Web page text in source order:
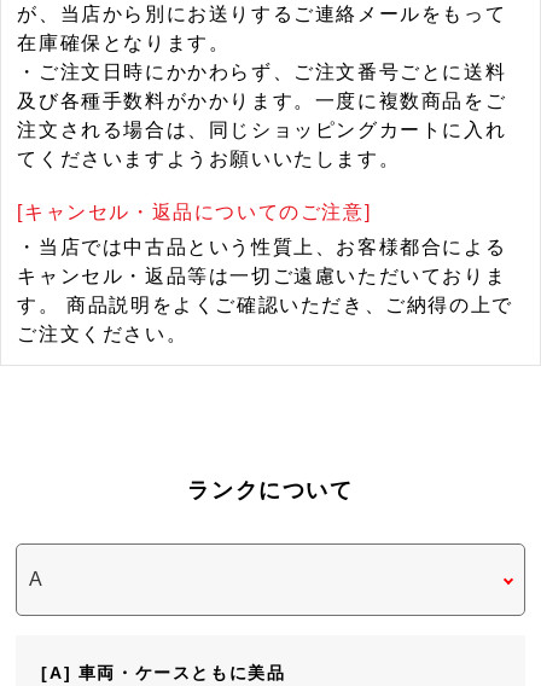
が、当店から別にお送りするご連絡メールをもって
在庫確保となります。
・ご注文日時にかかわらず、ご注文番号ごとに送料
及び各種手数料がかかります。一度に複数商品をご
注文される場合は、同じショッピングカートに入れ
てくださいますようお願いいたします。
[キャンセル・返品についてのご注意]
・当店では中古品という性質上、お客様都合による
キャンセル・返品等は一切ご遠慮いただいておりま
す。 商品説明をよくご確認いただき、ご納得の上で
ご注文ください。
ランクについて
[A] 車両・ケースともに美品